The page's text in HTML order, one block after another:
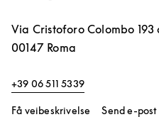
Via Cristoforo Colombo
00147 Roma
+39 06 511 5339
Få veibeskrivelse Link Opens in
Send e-post